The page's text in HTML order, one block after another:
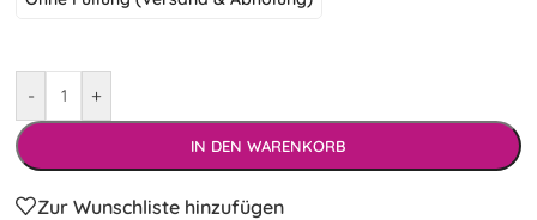
- +
IN DEN WARENKORB
Zur Wunschliste hinzufügen